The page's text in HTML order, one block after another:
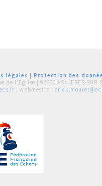
légales
Protection des
de l'Eglise | 92600 ASNIERES SUR
| webmestre :